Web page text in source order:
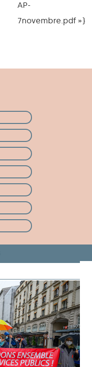
AP-
7novembre.pdf »}